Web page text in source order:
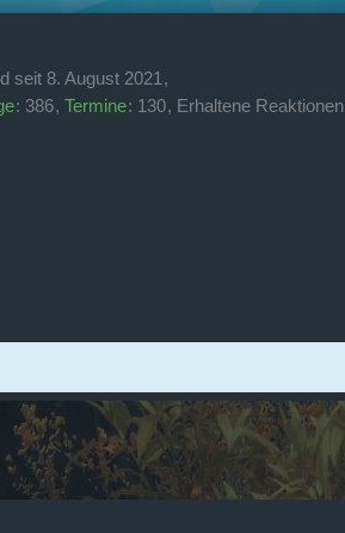
seit 8. August 2021
386 Termine 130 Erhaltene Reaktionen